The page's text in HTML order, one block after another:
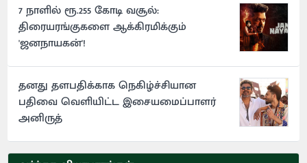
7 நாளில் ரூ.255 கோடி வசூல்:
திரையரங்குகளை ஆக்கிரமிக்கும்
'ஜனநாயகன்'!
தனது தளபதிக்காக நெகிழ்ச்சியான
பதிவை வெளியிட்ட இசையமைப்பாளர்
அனிருத்